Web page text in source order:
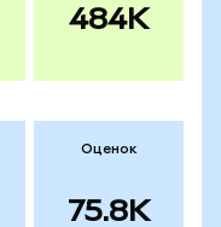
484K
Оценок
75.8K